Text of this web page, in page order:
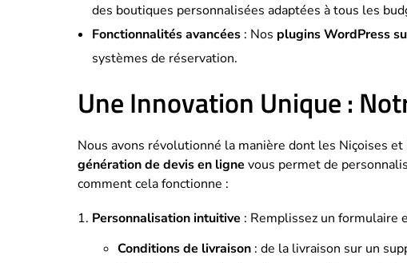
des boutiques personnalisées adaptées à tous les
Fonctionnalités avancées: Nos plugins WordPress
systèmes de réservation.
Une Innovation Unique :
Nous avons révolutionné la manière dont les Niçoises
génération de devis en ligne vous permet de
comment cela fonctionne :
Personnalisation intuitive : Remplissez un formulaire
Conditions de livraison: de la livraison sur un